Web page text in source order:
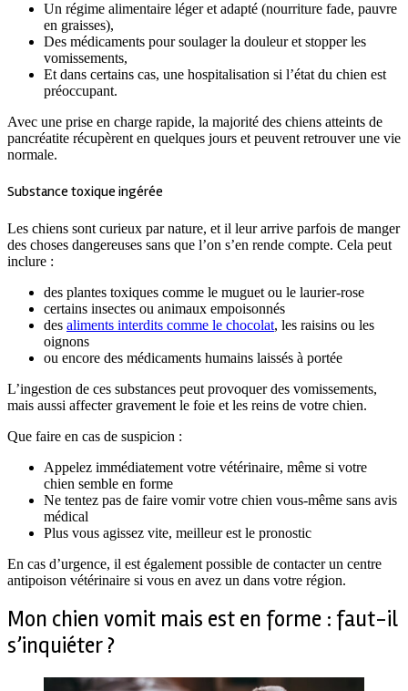
Un régime alimentaire léger et adapté (nourriture fade, pauvre
en graisses),
Des médicaments pour soulager la douleur et stopper les
vomissements,
Et dans certains cas, une hospitalisation si l’état du chien est
préoccupant.
Avec une prise en charge rapide, la majorité des chiens atteints de
pancréatite récupèrent en quelques jours et peuvent retrouver une vie
normale.
Substance toxique ingérée
Les chiens sont curieux par nature, et il leur arrive parfois de manger
des choses dangereuses sans que l’on s’en rende compte. Cela peut
inclure :
des plantes toxiques comme le muguet ou le laurier-rose
certains insectes ou animaux empoisonnés
des aliments interdits comme le chocolat, les raisins ou les
oignons
ou encore des médicaments humains laissés à portée
L’ingestion de ces substances peut provoquer des vomissements,
mais aussi affecter gravement le foie et les reins de votre chien.
Que faire en cas de suspicion :
Appelez immédiatement votre vétérinaire, même si votre
chien semble en forme
Ne tentez pas de faire vomir votre chien vous-même sans avis
médical
Plus vous agissez vite, meilleur est le pronostic
En cas d’urgence, il est également possible de contacter un centre
antipoison vétérinaire si vous en avez un dans votre région.
Mon chien vomit mais est en forme : faut-il
s’inquiéter ?